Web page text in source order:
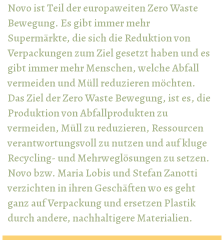
Novo ist Teil der europaweiten Zero Waste
Bewegung. Es gibt immer mehr
Supermärkte, die sich die Reduktion von
Verpackungen zum Ziel gesetzt haben und es
gibt immer mehr Menschen, welche Abfall
vermeiden und Müll reduzieren möchten.
Das Ziel der Zero Waste Bewegung, ist es, die
Produktion von Abfallprodukten zu
vermeiden, Müll zu reduzieren, Ressourcen
verantwortungsvoll zu nutzen und auf kluge
Recycling- und Mehrweglösungen zu setzen.
Novo bzw. Maria Lobis und Stefan Zanotti
verzichten in ihren Geschäften wo es geht
ganz auf Verpackung und ersetzen Plastik
durch andere, nachhaltigere Materialien.